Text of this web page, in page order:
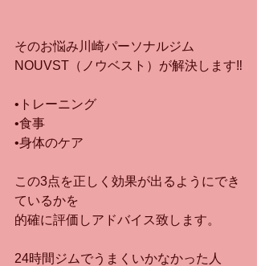
そのお悩み川崎パーソナルジム
NOUVST（ノウベスト）が解決します‼️
•トレーニング
•食事
•身体のケア
この3点を正しく効果が出るようにでき
ているかを
的確に評価しアドバイス致します。
24時間ジムでうまくいかなかった人